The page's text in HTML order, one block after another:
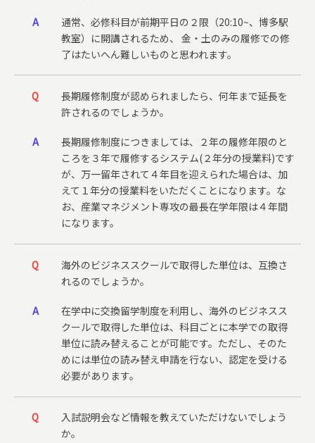
A
通常、必修科目が前期平日の２限（20:10~、博多駅
教室）に開講されるため、 金・土のみの履修での修
了はたいへん難しいものと思われます。
Q
長期履修制度が認められましたら、何年まで延長を
許されるのでしょうか。
A
長期履修制度につきましては、２年の履修年限のと
ころを３年で履修するシステム(２年分の授業料)です
が、万一留年されて４年目を迎えられた場合は、加
えて１年分の授業料をいただくことになります。な
お、産業マネジメント専攻の最長在学年限は４年間
になります。
Q
海外のビジネススクールで取得した単位は、互換さ
れるのでしょうか。
A
在学中に交換留学制度を利用し、海外のビジネスス
クールで取得した単位は、科目ごとに本学での取得
単位に読み替えることが可能です。ただし、そのた
めには単位の読み替え申請を行ない、認定を受ける
必要があります。
Q
入試説明会など情報を教えていただけないでしょう
か。